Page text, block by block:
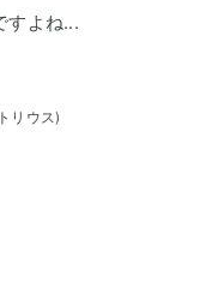
すよね...
リウス)